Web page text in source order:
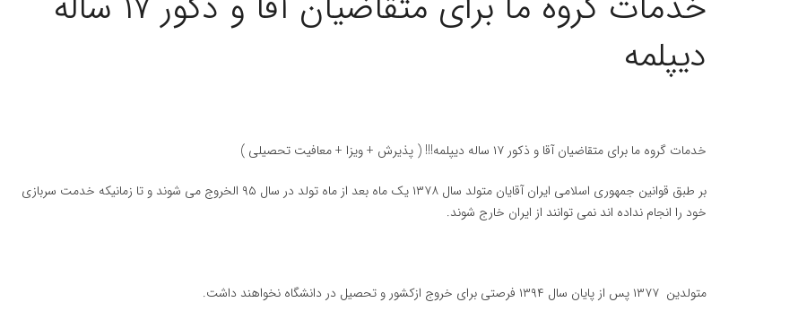
دیپلمه
خدمات گروه ما برای متقاضیان آقا و ذکور ۱۷ ساله دیپلمه!!! ( پذیرش + ویزا + معافیت تحصیلی )
بر طبق قوانین جمهوری اسلامی ایران آقایان متولد سال ۱۳۷۸ یک ماه بعد از ماه تولد در سال ۹۵ الخروج می شوند و تا زمانیکه خدمت سربازی
خود را انجام نداده اند نمی توانند از ایران خارج شوند.
متولدین ۱۳۷۷ پس از پایان سال ۱۳۹۴ فرصتی برای خروج ازکشور و تحصیل در دانشگاه نخواهند داشت.